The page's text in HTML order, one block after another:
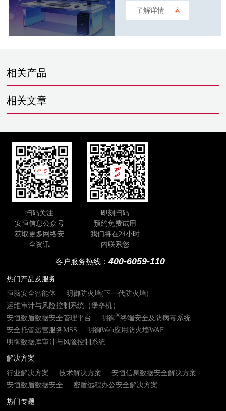
了解详情
相关产品
相关文章
扫码关注
安恒信息公众号
获取更多网络安
全资讯
即刻扫码
预约免费试用
我们将在24小时
内联系您
客户服务热线：400-6059-110
热门产品及服务
恒脑安全智能体
明御防火墙(下一代防火墙)
运维审计与风险控制系统（堡垒机）
安恒数盾数据安全管理平台
明御®终端安全及防病毒系统
安全托管运营服务MSS
明御Web应用防火墙WAF
明御数据库审计与风险控制系统
解决方案
行业解决方案
技术解决方案
安恒信息数据安全解决方案
安恒数盾数据安全
密盾远程办公安全解决方案
热门专题